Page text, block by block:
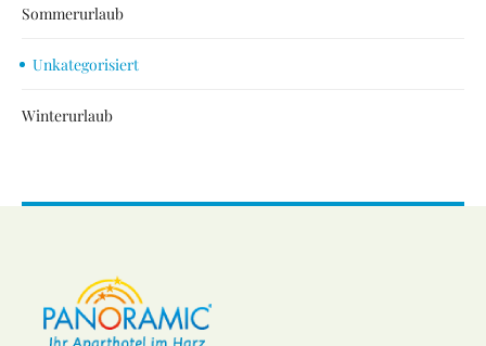
Sommerurlaub
Unkategorisiert
Winterurlaub